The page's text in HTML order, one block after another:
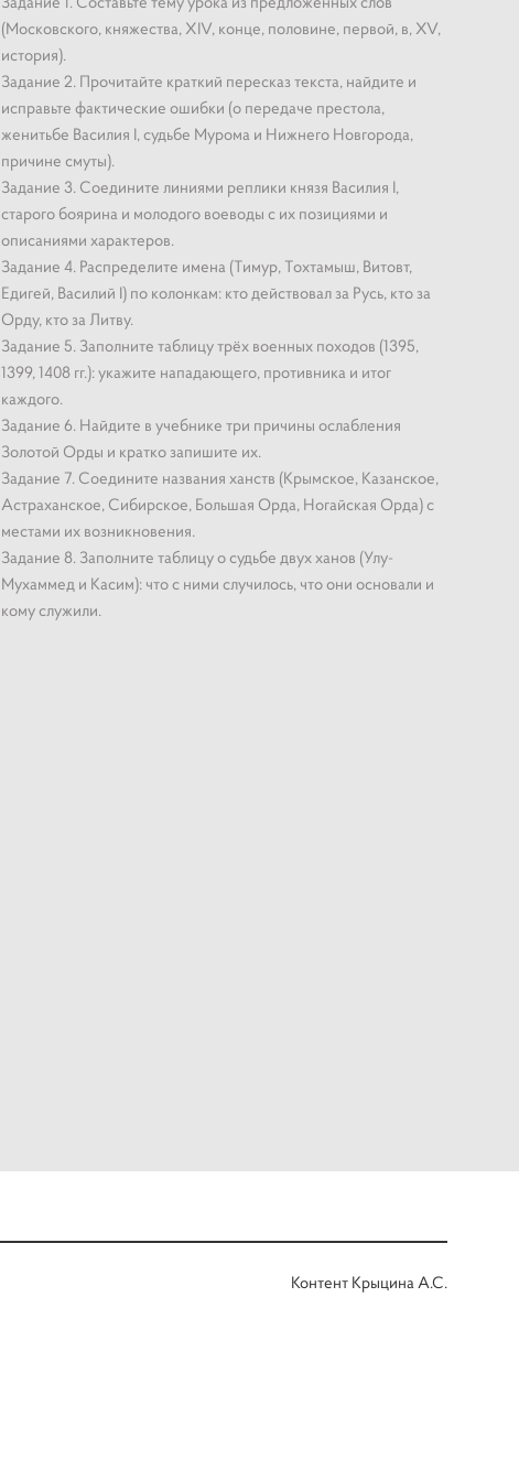
(Московского, княжества, XIV, конце, половине, первой, в, XV,
история).
Задание 2. Прочитайте краткий пересказ текста, найдите и
исправьте фактические ошибки (о передаче престола,
женитьбе Василия I, судьбе Мурома и Нижнего Новгорода,
причине смуты).
Задание 3. Соедините линиями реплики князя Василия I,
старого боярина и молодого воеводы с их позициями и
описаниями характеров.
Задание 4. Распределите имена (Тимур, Тохтамыш, Витовт,
Едигей, Василий I) по колонкам: кто действовал за Русь, кто за
Орду, кто за Литву.
Задание 5. Заполните таблицу трёх военных походов (1395,
1399, 1408 гг.): укажите нападающего, противника и итог
каждого.
Задание 6. Найдите в учебнике три причины ослабления
Золотой Орды и кратко запишите их.
Задание 7. Соедините названия ханств (Крымское, Казанское,
Астраханское, Сибирское, Большая Орда, Ногайская Орда) с
местами их возникновения.
Задание 8. Заполните таблицу о судьбе двух ханов (Улу-
Мухаммед и Касим): что с ними случилось, что они основали и
кому служили.
Контент Крыцина А.С.